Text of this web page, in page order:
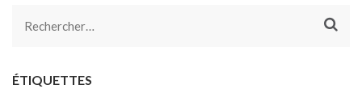
Rechercher :
ÉTIQUETTES